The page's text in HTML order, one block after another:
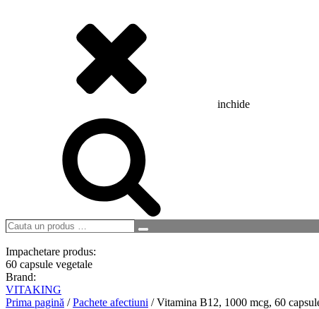
inchide
Cauta
produs
…
Search
Impachetare produs:
60 capsule vegetale
Brand:
VITAKING
Prima pagină /Pachete afectiuni / Vitamina B12, 1000 mcg, 60